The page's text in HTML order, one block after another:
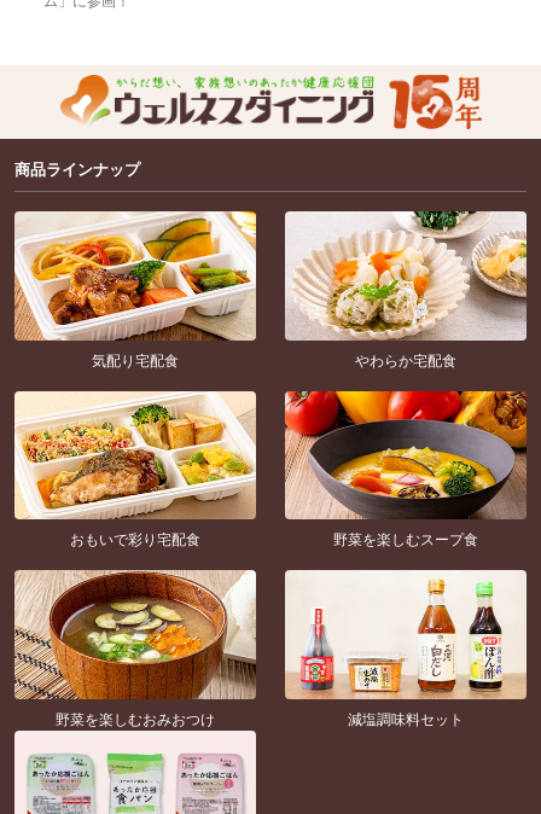
商品ラインナップ
気配り宅配食 やわらか宅配食
おもいで彩り宅配食 野菜を楽しむスープ食
野菜を楽しむおみおつけ 減塩調味料セット